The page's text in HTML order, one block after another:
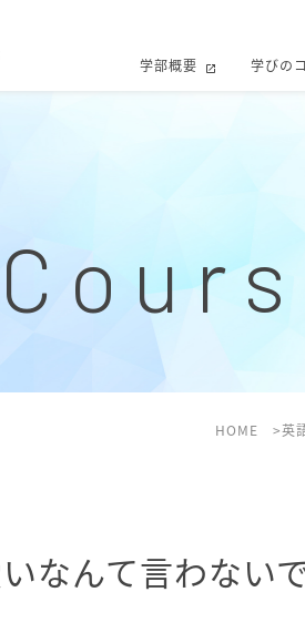
学部概要 学びの
HOME 英
なんて言わない